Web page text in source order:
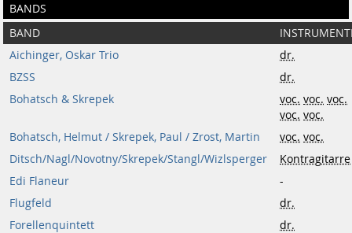
BANDS
BAND
Aichinger, Oskar Trio
dr.
BZSS
dr.
Bohatsch & Skrepek
voc. voc. voc.
voc. voc.
Bohatsch, Helmut / Skrepek, Paul / Zrost, Martin
voc. voc.
Ditsch/Nagl/Novotny/Skrepek/Stangl/Wizlsperger
Kontragitarre
Edi Flaneur
-
Flugfeld
dr.
Forellenquintett
dr.